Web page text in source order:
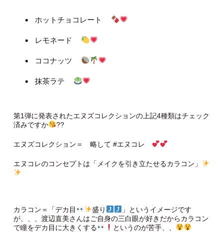
ホットチョコレート
レモネード
ココナッツ
抹茶ラテ
第1弾に発表されたエヌズコレクションの上記4種類はチェック
済みですか
??
エヌズコレクション＝ 略して #エヌコレ
エヌコレのコンセプトは「メイクを引き立たせるカラコン」
カラコン＝「デカ目 盛り
」というイメージです
が、、、渡辺直美さんはご自身の三白眼が好きだからカラコン
で瞳をデカ目に大きくする
というのが苦手、、